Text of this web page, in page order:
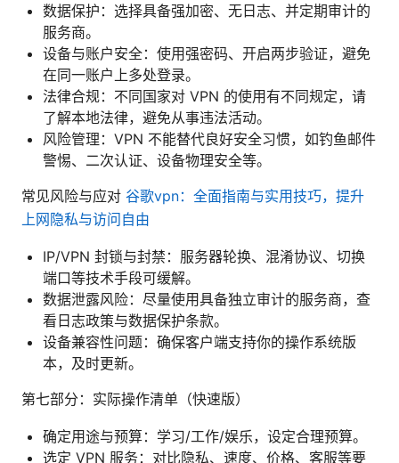
数据保护：选择具备强加密、无日志、并定期审计的
服务商。
设备与账户安全：使用强密码、开启两步验证，避免
在同一账户上多处登录。
法律合规：不同国家对 VPN 的使用有不同规定，请
了解本地法律，避免从事违法活动。
风险管理：VPN 不能替代良好安全习惯，如钓鱼邮件
警惕、二次认证、设备物理安全等。
常见风险与应对 谷歌vpn：全面指南与实用技巧，提升
上网隐私与访问自由
IP/VPN 封锁与封禁：服务器轮换、混淆协议、切换
端口等技术手段可缓解。
数据泄露风险：尽量使用具备独立审计的服务商，查
看日志政策与数据保护条款。
设备兼容性问题：确保客户端支持你的操作系统版
本，及时更新。
第七部分：实际操作清单（快速版）
确定用途与预算：学习/工作/娱乐，设定合理预算。
选定 VPN 服务：对比隐私、速度、价格、客服等要